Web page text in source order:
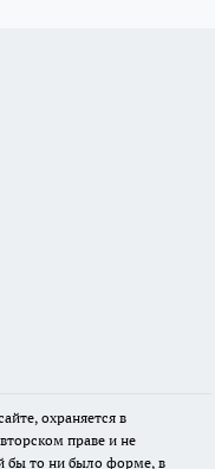
охраняется в
праве и не
бы то ни было форме, в